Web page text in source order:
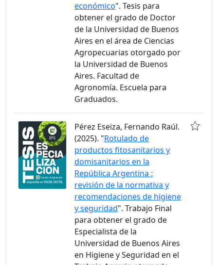
económico". Tesis para
obtener el grado de Doctor
de la Universidad de Buenos
Aires en el área de Ciencias
Agropecuarias otorgado por
la Universidad de Buenos
Aires. Facultad de
Agronomía. Escuela para
Graduados.
Pérez Eseiza, Fernando Raúl.
(2025). "Rotulado de
productos fitosanitarios y
domisanitarios en la
República Argentina :
revisión de la normativa y
recomendaciones de higiene
y seguridad". Trabajo Final
para obtener el grado de
Especialista de la
Universidad de Buenos Aires
en Higiene y Seguridad en el